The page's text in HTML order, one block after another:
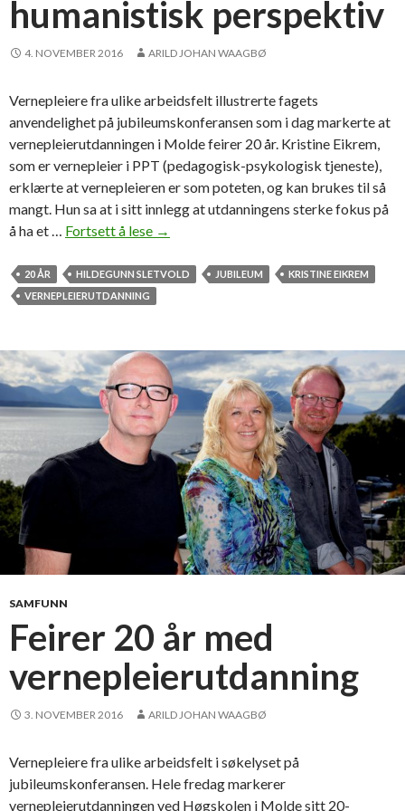
s
n
n
g
s
t
i
d
e
humanistisk perspektiv
4. NOVEMBER 2016 ARILD JOHAN WAAGBØ
Vernepleiere fra ulike arbeidsfelt illustrerte fagets
anvendelighet på jubileumskonferansen som i dag markerte at
vernepleierutdanningen i Molde feirer 20 år. Kristine Eikrem,
som er vernepleier i PPT (pedagogisk-psykologisk tjeneste),
erklærte at vernepleieren er som poteten, og kan brukes til så
mangt. Hun sa at i sitt innlegg at utdanningens sterke fokus på
å ha et … Fortsett å lese «
o
e
r
»
m
e
m
s
t
i
p
e
→
20 ÅR HILDEGUNN SLETVOLD JUBILEUM
KRISTINE EIKREM
VERNEPLEIERUTDANNING
SAMFUNN
Feirer 20 år med
vernepleierutdanning
3. NOVEMBER 2016 ARILD JOHAN WAAGBØ
Vernepleiere fra ulike arbeidsfelt i søkelyset på
jubileumskonferansen. Hele fredag markerer
vernepleierutdanningen ved Høgskolen i Molde sitt 20-